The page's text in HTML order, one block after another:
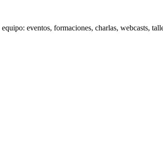
equipo: eventos, formaciones, charlas, webcasts,